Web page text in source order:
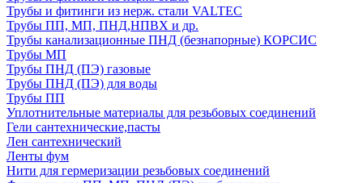
Трубы и фитинги из нерж. стали VALTEC
Трубы ПП, МП, ПНД,НПВХ и др.
Трубы канализационные ПНД (безнапорные) КОРСИС
Трубы МП
Трубы ПНД (ПЭ) газовые
Трубы ПНД (ПЭ) для воды
Трубы ПП
Уплотнительные материалы для резьбовых соединений
Гели сантехнические,пасты
Лен сантехнический
Ленты фум
Нити для гермеризации резьбовых соединений